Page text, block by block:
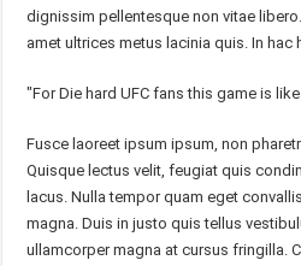
dignissim pellentesque non vitae
amet ultrices metus lacinia quis. In
For Die hard UFC fans this game is
Fusce laoreet ipsum ipsum, non
Quisque lectus velit, feugiat quis
lacus. Nulla tempor quam eget
magna. Duis in justo quis tellus
ullamcorper magna at cursus fringilla.